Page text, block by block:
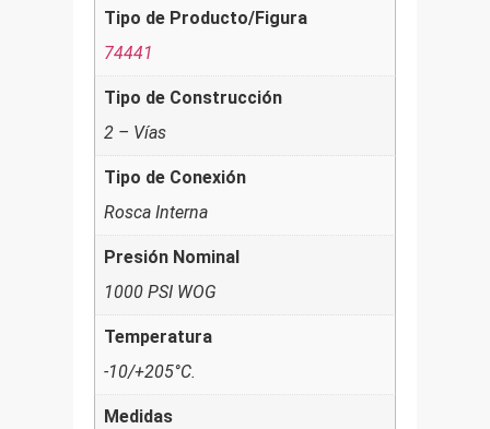
Tipo de Producto/Figura
74441
Tipo de Construcción
2 – Vías
Tipo de Conexión
Rosca Interna
Presión Nominal
1000 PSI WOG
Temperatura
-10/+205°C.
Medidas